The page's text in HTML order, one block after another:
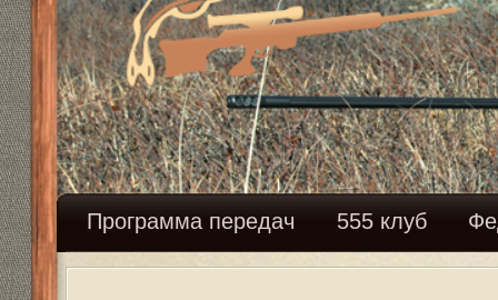
Программа передач 555 клуб Федерация
F-класс. Волгоград 2016г.
Модератор: Mikhalich